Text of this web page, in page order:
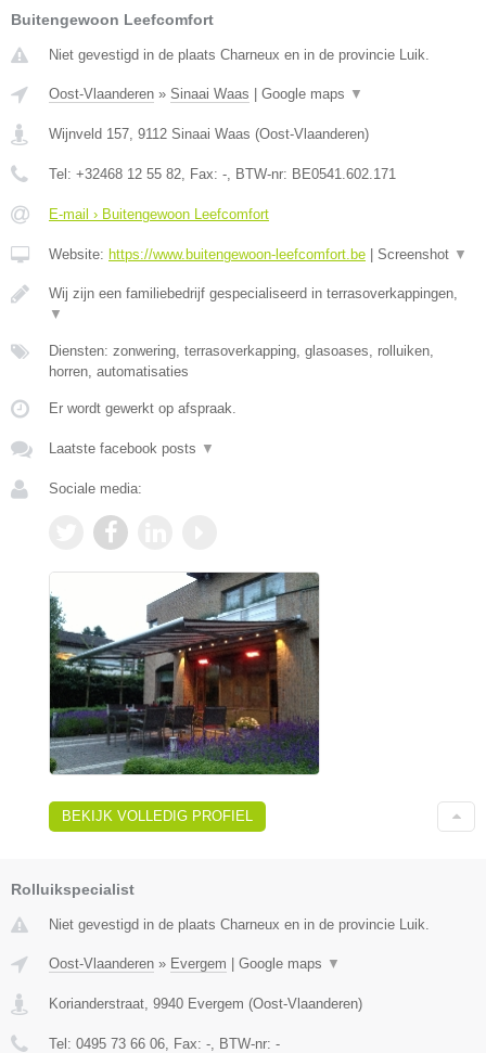
Buitengewoon Leefcomfort
Niet gevestigd in de plaats Charneux en in de provincie Luik.
Oost-Vlaanderen » Sinaai Waas Google maps ▼
Wijnveld 157, 9112 Sinaai Waas (Oost-Vlaanderen)
Tel: +32468 12 55 82, Fax: -, BTW-nr: BE0541.602.171
E-mail › Buitengewoon Leefcomfort
Website: https://www.buitengewoon-leefcomfort.be Screenshot ▼
Wij zijn een familiebedrijf gespecialiseerd in terrasoverkappingen,
▼
Diensten: zonwering, terrasoverkapping, glasoases, rolluiken,
horren, automatisaties
Er wordt gewerkt op afspraak.
Laatste facebook posts ▼
Sociale media:
BEKIJK VOLLEDIG PROFIEL
Rolluikspecialist
Niet gevestigd in de plaats Charneux en in de provincie Luik.
Oost-Vlaanderen » Evergem Google maps ▼
Korianderstraat 9940 Evergem (Oost-Vlaanderen)
Tel: 0495 73 66 06 , Fax: - , BTW-nr: -